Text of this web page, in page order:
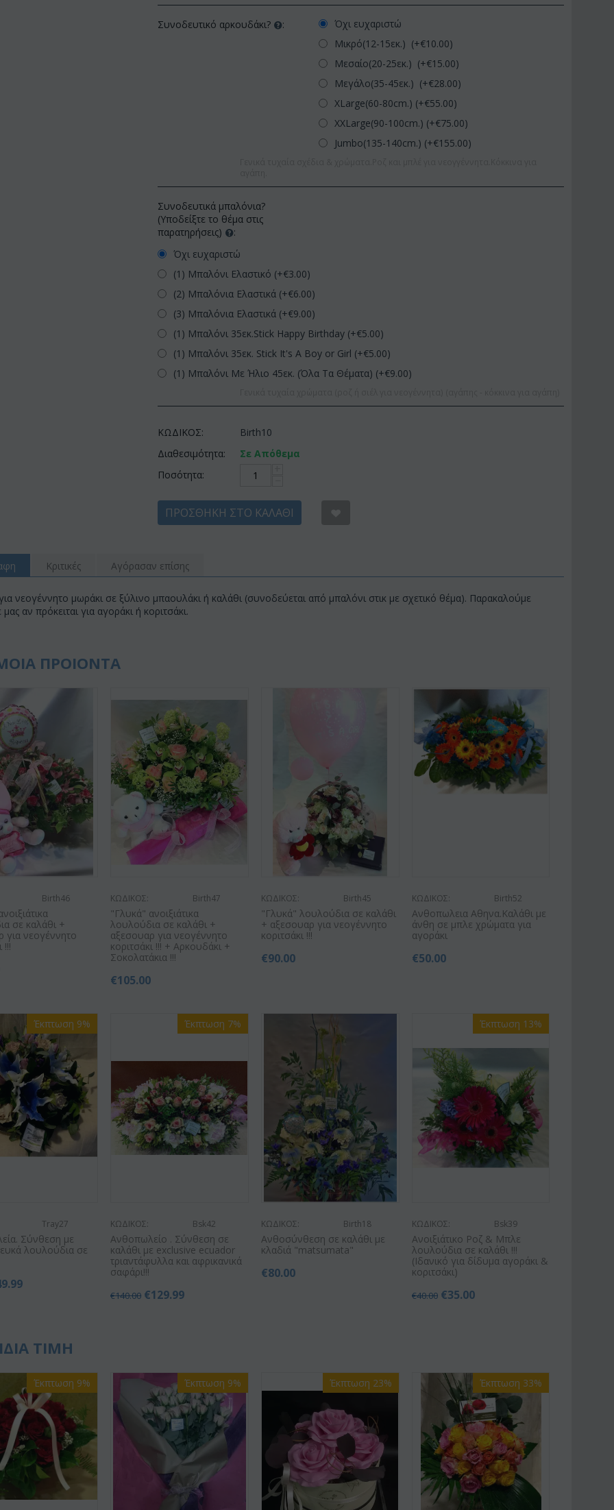
Συνοδευτικό αρκουδάκι? :
Όχι ευχαριστώ
Μικρό(12-15εκ.) (+€10.00)
Μεσαίο(20-25εκ.) (+€15.00)
Μεγάλο(35-45εκ.) (+€28.00)
XLarge(60-80cm.) (+€55.00)
XXLarge(90-100cm.) (+€75.00)
Jumbo(135-140cm.) (+€155.00)
Συνοδευτικά μπαλόνια?
(Υποδείξτε το θέμα στις
παρατηρήσεις)
:
Όχι ευχαριστώ
(1) Μπαλόνι Ελαστικό (+€3.00)
(2) Μπαλόνια Ελαστικά (+€6.00)
(3) Μπαλόνια Ελαστικά (+€9.00)
(1) Μπαλόνι 35εκ.Stick Happy Birthday (+€5.00)
(1) Μπαλόνι 35εκ. Stick It's A Boy or Girl (+€5.00)
(1) Μπαλόνι Με Ήλιο 45εκ. (Όλα Τα Θέματα) (+€9.00)
ΚΩΔΙΚΟΣ:
Birth10
Διαθεσιμότητα:
Σε Απόθεμα
Ποσότητα:
ΠΡΟΣΘΉΚΗ ΣΤΟ ΚΑΛΆΘΙ
Κριτικές Αγόρασαν επίσης
νεογέννητο μωράκι σε ξύλινο μπαουλάκι ή καλάθι (συνοδεύεται από μπαλόνι στικ με σχετικό θέμα). Παρακαλούμε
αν πρόκειται για αγοράκι ή κοριτσάκι.
ΠΡΟΙΟΝΤΑ
Birth46
σε καλάθι +
για νεογέννητο
!!!
ΚΩΔΙΚΟΣ: Birth47
"Γλυκά" ανοιξιάτικα
λουλούδια σε καλάθι +
αξεσουαρ για νεογέννητο
κοριτσάκι !!! + Αρκουδάκι +
Σοκολατάκια !!!
€105.00
ΚΩΔΙΚΟΣ: Birth45
"Γλυκά" λουλούδια σε καλάθι
+ αξεσουαρ για νεογέννητο
κοριτσάκι !!!
€90.00
ΚΩΔΙΚΟΣ: Birth52
Ανθοπωλεια Αθηνα.Καλάθι με
άνθη σε μπλε χρώματα για
αγοράκι
€50.00
Έκπτωση 9%
Tray27
Σύνθεση με
λουλούδια σε
Έκπτωση 7%
ΚΩΔΙΚΟΣ: Bsk42
Ανθοπωλείο . Σύνθεση σε
καλάθι με exclusive ecuador
τριαντάφυλλα και αφρικανικά
σαφάρι!!!
€140.00 €129.99
ΚΩΔΙΚΟΣ: Birth18
Ανθοσύνθεση σε καλάθι με
κλαδιά "matsumata"
€80.00
Έκπτωση 13%
ΚΩΔΙΚΟΣ: Bsk39
Ανοιξιάτικο Ροζ & Μπλε
λουλούδια σε καλάθι !!!
(Ιδανικό για δίδυμα αγοράκι &
κοριτσάκι)
€40.00 €35.00
ΤΙΜΗ
Έκπτωση 9% Έκπτωση 9% Έκπτωση 23% Έκπτωση 33%